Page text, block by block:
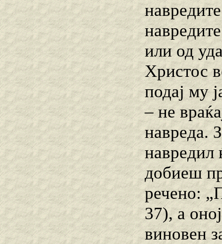
или од
Христос
подај му
– не
навреда.
навредил
добиеш
речено:
37), а
виновен